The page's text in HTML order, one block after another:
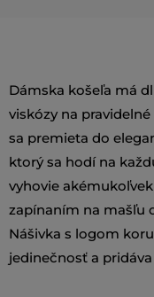
Dámska košeľa má
viskózy na
sa premieta do
ktorý sa hodí na
vyhovie
zapínaním na mašľu
Nášivka s logom
jedinečnosť a